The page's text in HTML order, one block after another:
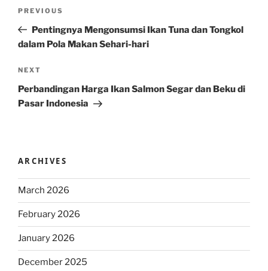
Previous
Post
PREVIOUS
Pentingnya Mengonsumsi Ikan Tuna dan Tongkol
dalam Pola Makan Sehari-hari
Next
Post
NEXT
Perbandingan Harga Ikan Salmon Segar dan Beku di
Pasar Indonesia
ARCHIVES
March 2026
February 2026
January 2026
December 2025